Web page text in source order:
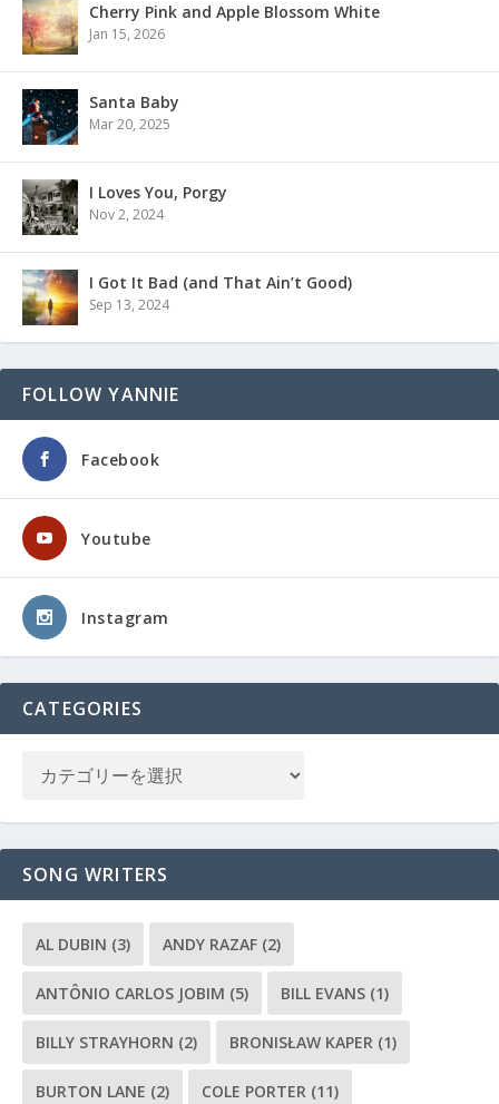
Cherry Pink and Apple Blossom White
Jan 15, 2026
Santa Baby
Mar 20, 2025
I Loves You, Porgy
Nov 2, 2024
I Got It Bad (and That Ain’t Good)
Sep 13, 2024
FOLLOW YANNIE
Facebook
Youtube
Instagram
CATEGORIES
SONG WRITERS
AL DUBIN (3) ANDY RAZAF (2)
ANTÔNIO CARLOS JOBIM (5) BILL EVANS (1)
BILLY STRAYHORN (2) BRONISŁAW KAPER (1)
BURTON LANE (2) COLE PORTER (11)